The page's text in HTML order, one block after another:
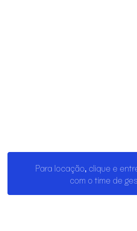
Para locação, clique e
com o time de